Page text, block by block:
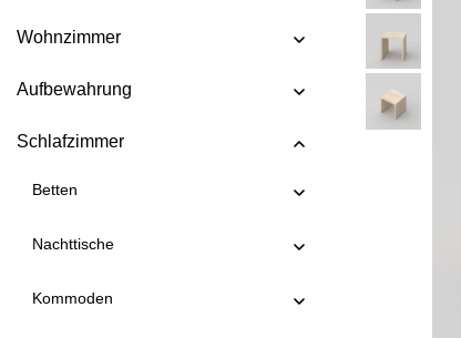
Wohnzimmer
Aufbewahrung
Schlafzimmer
Betten
Nachttische
Kommoden